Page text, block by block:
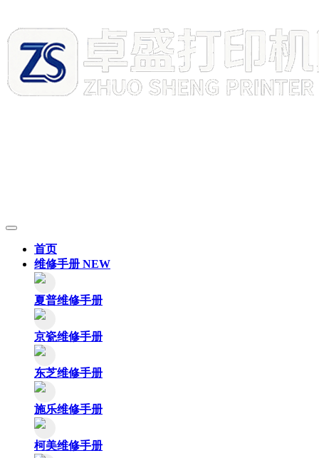
首页
维修手册 NEW
夏普维修手册
京瓷维修手册
东芝维修手册
施乐维修手册
柯美维修手册